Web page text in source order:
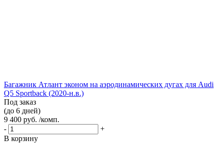
Багажник Атлант эконом на аэродинамических дугах для Audi
Q5 Sportback (2020-н.в.)
Под заказ
(до 6 дней)
9 400 руб. /комп.
-
+
В корзину